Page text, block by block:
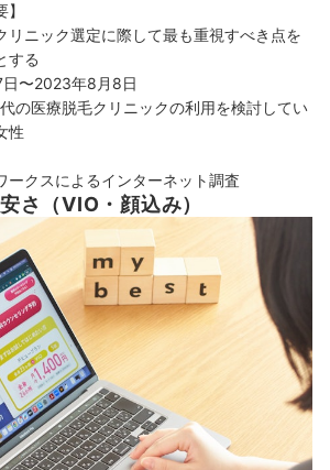
リニック選定に際して最も重視すべき点を
する
〜2023年8月8日
の医療脱毛クリニックの利用を検討してい
性
ークスによるインターネット調査
さ（VIO・顔込み）